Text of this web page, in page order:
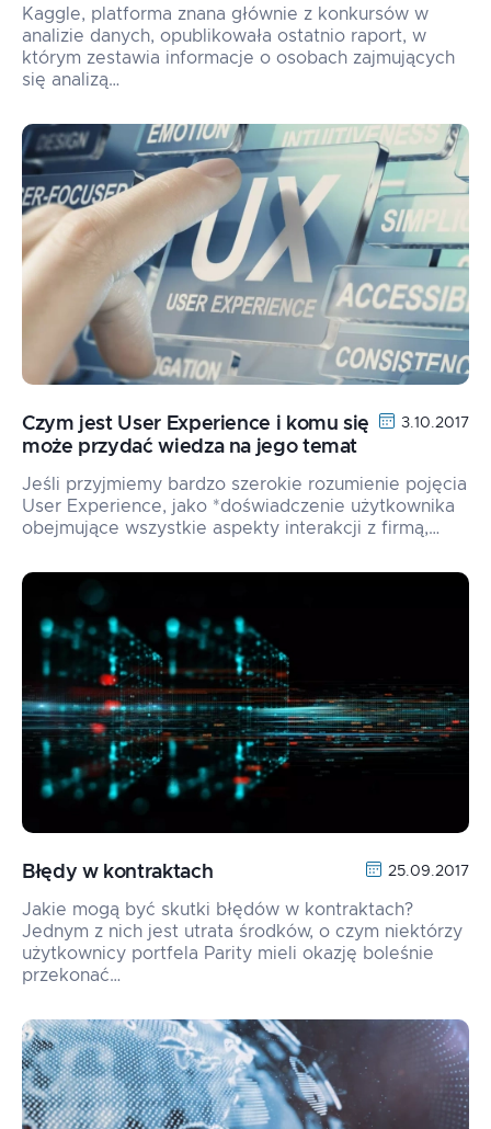
Kaggle, platforma znana głównie z konkursów w
analizie danych, opublikowała ostatnio raport, w
którym zestawia informacje o osobach zajmujących
się analizą…
Czym jest User Experience i komu się
może przydać wiedza na jego temat
3.10.2017
Jeśli przyjmiemy bardzo szerokie rozumienie pojęcia
User Experience, jako *doświadczenie użytkownika
obejmujące wszystkie aspekty interakcji z firmą,…
Błędy w kontraktach 25.09.2017
Jakie mogą być skutki błędów w kontraktach?
Jednym z nich jest utrata środków, o czym niektórzy
użytkownicy portfela Parity mieli okazję boleśnie
przekonać…